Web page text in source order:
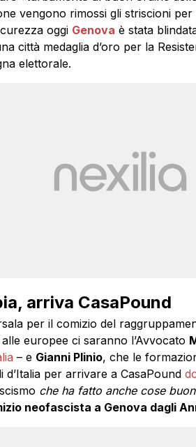
vengono rimossi gli striscioni
oggi Genova è stata
città medaglia d’oro per la
elettorale.
arriva CasaPound
per il comizio del
europee ci saranno l’Avvocato
– e Gianni Plinio, che le
per arrivare a CasaPound
che ha fatto anche cose
neofascista a Genova dagli